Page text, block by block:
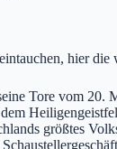
hier
Tore vom 20.
größtes